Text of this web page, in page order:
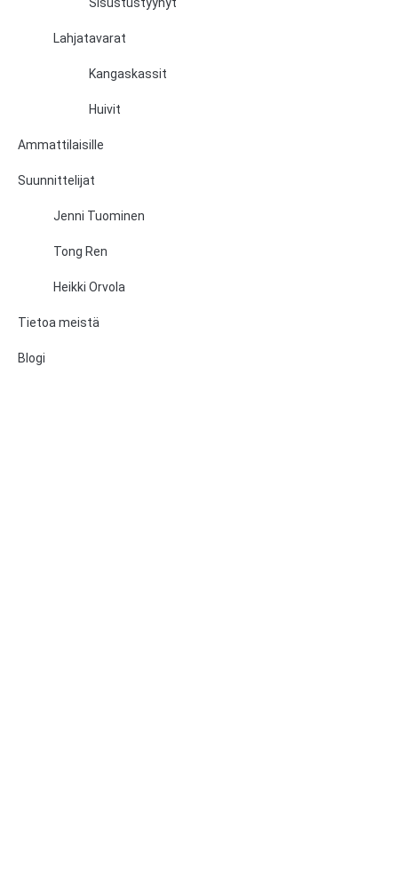
Sisustustyynyt
Lahjatavarat
Kangaskassit
Huivit
Ammattilaisille
Suunnittelijat
Jenni Tuominen
Tong Ren
Heikki Orvola
Tietoa meistä
Blogi